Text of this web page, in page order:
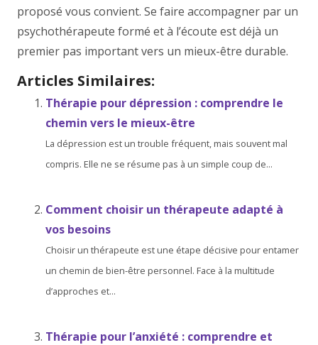
proposé vous convient. Se faire accompagner par un
psychothérapeute formé et à l’écoute est déjà un
premier pas important vers un mieux-être durable.
Articles Similaires:
Thérapie pour dépression : comprendre le
chemin vers le mieux-être
La dépression est un trouble fréquent, mais souvent mal
compris. Elle ne se résume pas à un simple coup de...
Comment choisir un thérapeute adapté à
vos besoins
Choisir un thérapeute est une étape décisive pour entamer
un chemin de bien-être personnel. Face à la multitude
d’approches et...
Thérapie pour l’anxiété : comprendre et